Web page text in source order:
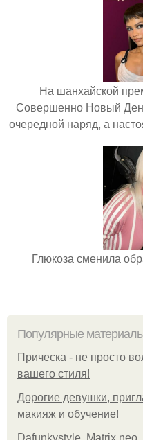
На шанхайской
Совершенно Новый
очередной наряд, а
Глюкоза сменила
Популярные
Прическа - не просто
вашего стиля!
Дорогие девушки,
макияж и обучение!
Dafunkystyle. Matrix neo.